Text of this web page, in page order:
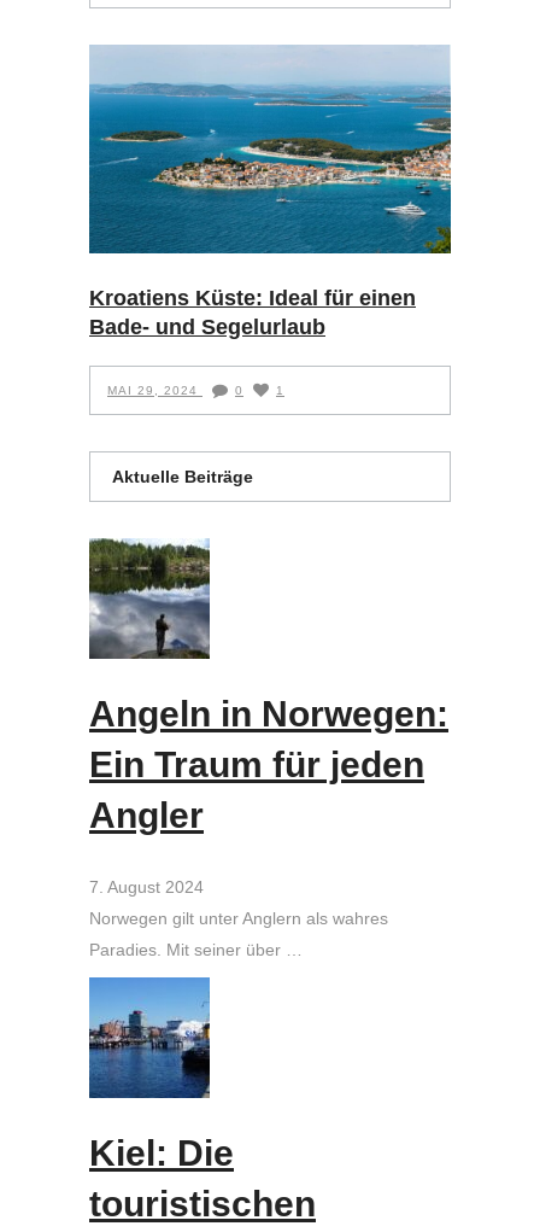
Kroatiens Küste: Ideal für einen
Bade- und Segelurlaub
MAI 29, 2024 0 1
Aktuelle Beiträge
Angeln in Norwegen:
Ein Traum für jeden
Angler
7. August 2024
Norwegen gilt unter Anglern als wahres
Paradies. Mit seiner über …
Kiel: Die
touristischen